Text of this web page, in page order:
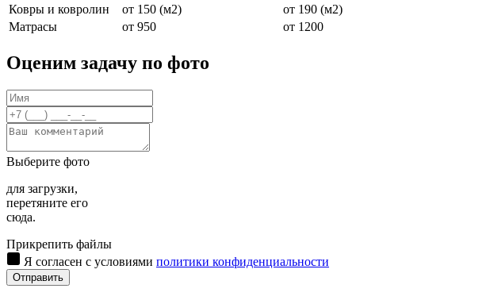
Ковры и ковролин
от 150 (м2)
от 190 (м2)
Матрасы
от 950 от 1200
Оценим задачу по фото
Выберите фото
для загрузки,
перетяните его
сюда.
Прикрепить файлы
Я согласен с условиями политики конфиденциальности
Отправить